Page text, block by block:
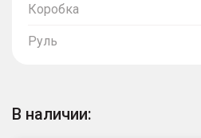
Коробка
Руль
В наличии: